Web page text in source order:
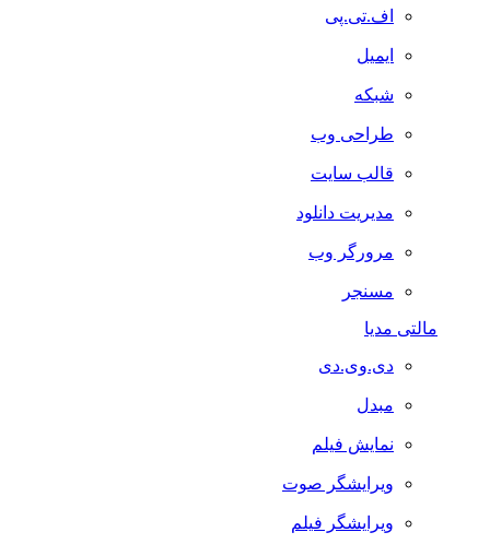
اف.تی.پی
ایمیل
شبکه
طراحی وب
قالب سایت
مدیریت دانلود
مرورگر وب
مسنجر
مالتی مدیا
دی.وی.دی
مبدل
نمایش فیلم
ویرایشگر صوت
ویرایشگر فیلم